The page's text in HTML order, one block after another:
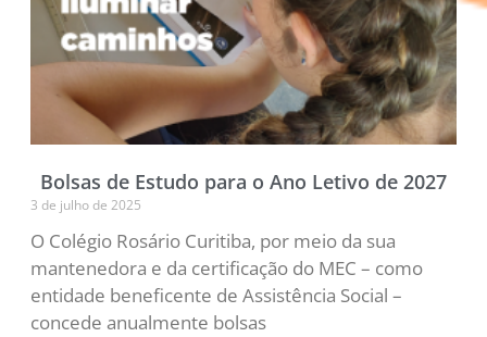
Bolsas de Estudo para o Ano Letivo de 2027
3 de julho de 2025
O Colégio Rosário Curitiba, por meio da sua
mantenedora e da certificação do MEC – como
entidade beneficente de Assistência Social –
concede anualmente bolsas